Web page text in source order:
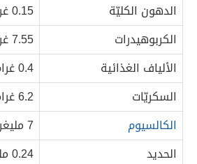
الدهون الكليّة
0.15 غرام
الكربوهيدرات
7.55 غرامات
الألياف الغذائية
0.4 غرام
السكريّات
6.2 غرامات
الكالسيوم
7 مليغرامات
الحديد
0.24 مليغرام